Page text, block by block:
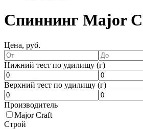
Спиннинг Major
Цена, руб.
Нижний тест по удилищу (г)
Верхний тест по удилищу (г)
Производитель
Major Craft
Строй